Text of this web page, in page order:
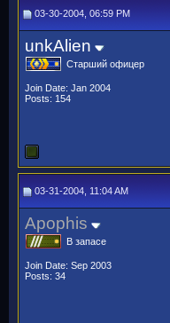
03-30-2004, 06:59 PM
unkAlien
Старший офицер
Join Date: Jan 2004
Posts: 154
03-31-2004, 11:04 AM
Apophis
В запасе
Join Date: Sep 2003
Posts: 34